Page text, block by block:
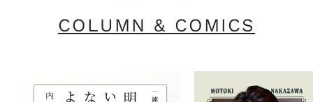
COLUMN & COMICS